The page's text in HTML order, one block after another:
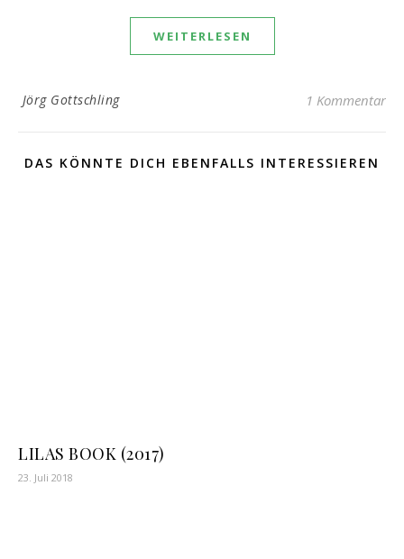
WEITERLESEN
Jörg Gottschling 1 Kommentar
DAS KÖNNTE DICH EBENFALLS INTERESSIEREN
LILAS BOOK (2017)
23. Juli 2018